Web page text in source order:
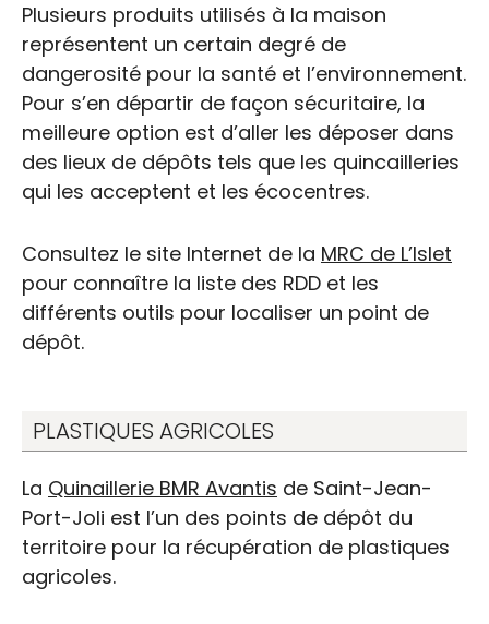
Plusieurs produits utilisés à la maison
représentent un certain degré de
dangerosité pour la santé et l’environnement.
Pour s’en départir de façon sécuritaire, la
meilleure option est d’aller les déposer dans
des lieux de dépôts tels que les quincailleries
qui les acceptent et les écocentres.
Consultez le site Internet de la MRC de L’Islet
pour connaître la liste des RDD et les
différents outils pour localiser un point de
dépôt.
PLASTIQUES AGRICOLES
La Quinaillerie BMR Avantis de Saint-Jean-
Port-Joli est l’un des points de dépôt du
territoire pour la récupération de plastiques
agricoles.